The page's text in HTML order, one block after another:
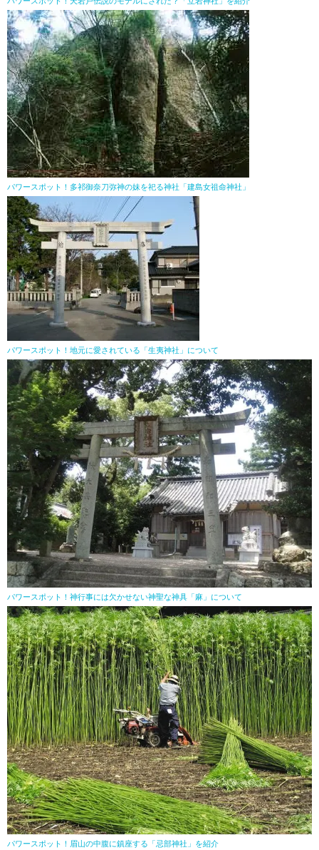
パワースポット！多祁御奈刀弥神の妹を祀る神社「建島女祖命神社」
パワースポット！地元に愛されている「生夷神社」について
パワースポット！神行事には欠かせない神聖な神具「麻」について
パワースポット！眉山の中腹に鎮座する「忌部神社」を紹介